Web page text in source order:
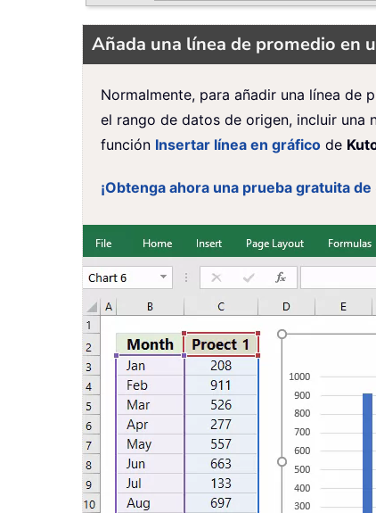
Añada una línea de promedio en
Normalmente, para añadir una línea de
el rango de datos de origen, incluir una
función Insertar línea en gráfico de
¡Obtenga ahora una prueba gratuita